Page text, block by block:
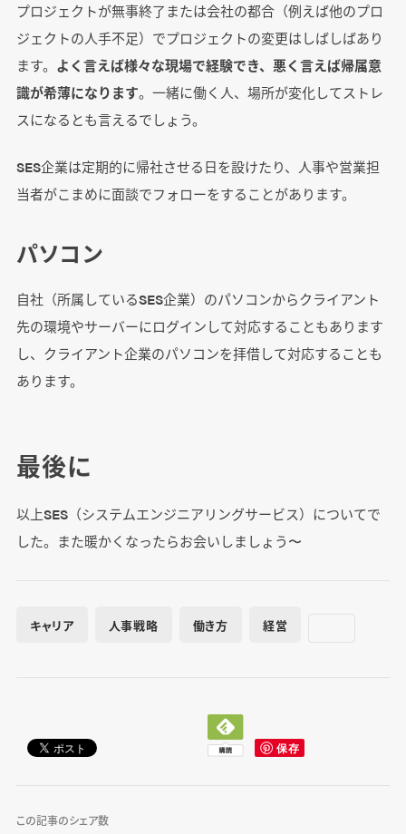
プロジェクトが無事終了または会社の都合（例えば他のプロ
ジェクトの人手不足）でプロジェクトの変更はしばしばあり
ます。 よく言えば様々な現場で経験でき、悪く言えば帰属意
識が希薄になります。一緒に働く人、場所が変化してストレ
スになるとも言えるでしょう。
SES企業は定期的に帰社させる日を設けたり、人事や営業担
当者がこまめに面談でフォローをすることがあります。
パソコン
自社（所属しているSES企業）のパソコンからクライアント
先の環境やサーバーにログインして対応することもあります
し、クライアント企業のパソコンを拝借して対応することも
あります。
最後に
以上SES（システムエンジニアリングサービス）についてで
した。また暖かくなったらお会いしましょう〜
キャリア 人事戦略 働き方 経営
この記事のシェア数